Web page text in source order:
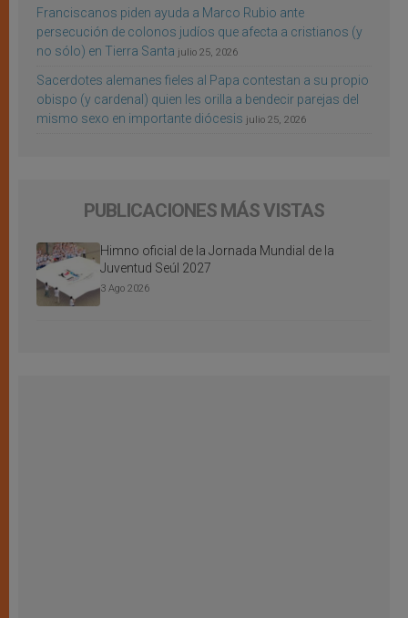
Franciscanos piden ayuda a Marco Rubio ante
persecución de colonos judíos que afecta a cristianos (y
no sólo) en Tierra Santa julio 25, 2026
Sacerdotes alemanes fieles al Papa contestan a su propio
obispo (y cardenal) quien les orilla a bendecir parejas del
mismo sexo en importante diócesis julio 25, 2026
PUBLICACIONES MÁS VISTAS
Himno oficial de la Jornada Mundial de la
Juventud Seúl 2027
3 Ago 2026